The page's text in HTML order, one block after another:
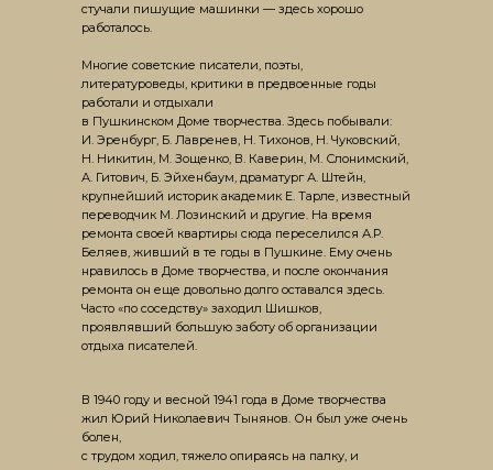
стучали пишущие машинки — здесь хорошо
работалось.
Многие советские писатели, поэты,
литературоведы, критики в предвоенные годы
работали и отдыхали
в Пушкинском Доме творчества. Здесь побывали:
И. Эренбург, Б. Лавренев, Н. Тихонов, Н. Чуковский,
Н. Никитин, М. Зощенко, В. Каверин, М. Слонимский,
А. Гитович, Б. Эйхенбаум, драматург А. Штейн,
крупнейший историк академик Е. Тарле, известный
переводчик М. Лозинский и другие. На время
ремонта своей квартиры сюда переселился А.Р.
Беляев, живший в те годы в Пушкине. Ему очень
нравилось в Доме творчества, и после окончания
ремонта он еще довольно долго оставался здесь.
Часто «по соседству» заходил Шишков,
проявлявший большую заботу об организации
отдыха писателей.
В 1940 году и весной 1941 года в Доме творчества
жил Юрий Николаевич Тынянов. Он был уже очень
болен,
с трудом ходил, тяжело опираясь на палку, и